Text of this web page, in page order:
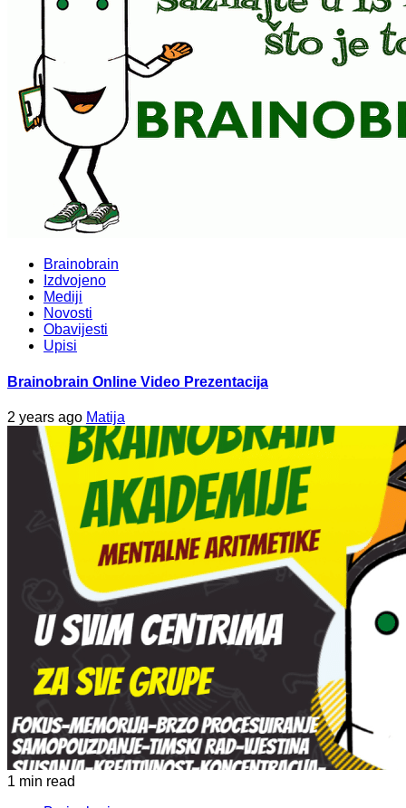
Brainobrain
Izdvojeno
Mediji
Novosti
Obavijesti
Upisi
Brainobrain Online Video Prezentacija
2 years ago Matija
1 min read